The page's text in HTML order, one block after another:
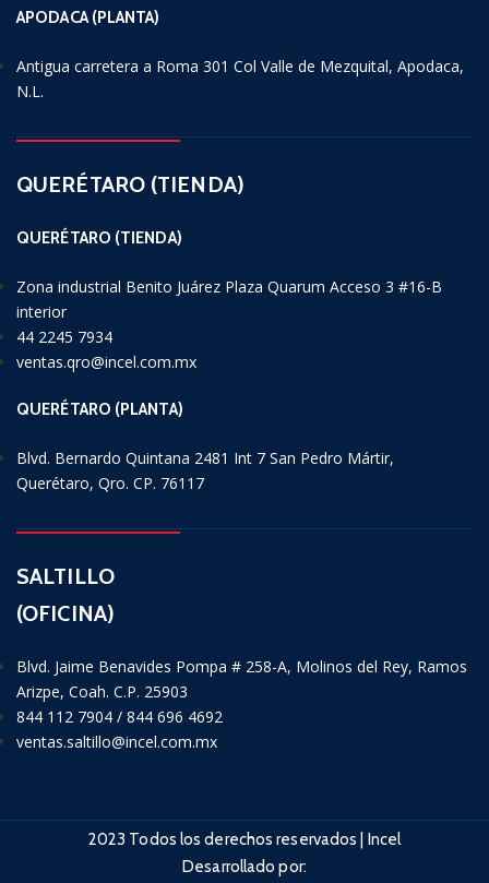
APODACA (PLANTA)
Antigua carretera a Roma 301 Col Valle de Mezquital, Apodaca,
N.L.
QUERÉTARO (TIENDA)
QUERÉTARO (TIENDA)
Zona industrial Benito Juárez Plaza Quarum Acceso 3 #16-B
interior
44 2245 7934
ventas.qro@incel.com.mx
QUERÉTARO (PLANTA)
Blvd. Bernardo Quintana 2481 Int 7 San Pedro Mártir,
Querétaro, Qro. CP. 76117
SALTILLO
(OFICINA)
Blvd. Jaime Benavides Pompa # 258-A, Molinos del Rey, Ramos
Arizpe, Coah. C.P. 25903
844 112 7904 / 844 696 4692
ventas.saltillo@incel.com.mx
2023 Todos los derechos reservados | Incel
Desarrollado por: